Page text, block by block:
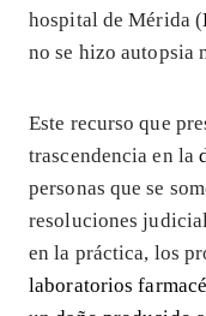
hospital de Mérida (
no se hizo autopsia
Este recurso que
trascendencia en la
personas que se
resoluciones
en la práctica, los
laboratorios